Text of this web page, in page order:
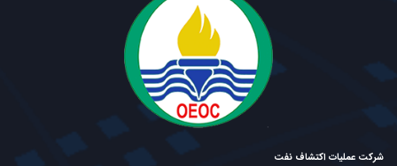
شرکت عملیات اکتشاف نفت